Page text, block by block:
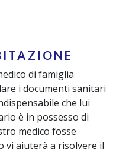
di famiglia
i documenti sanitari
che lui
è in possesso di
medico fosse
aiuterà a risolvere il